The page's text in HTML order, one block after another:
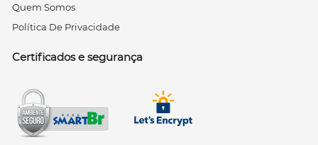
Quem Somos
Política De Privacidade
Certificados e segurança